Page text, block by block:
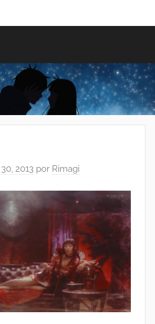
2013 por Rimagi